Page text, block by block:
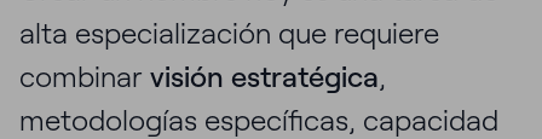
alta especialización que requiere
combinar visión estratégica,
metodologías específicas, capacidad